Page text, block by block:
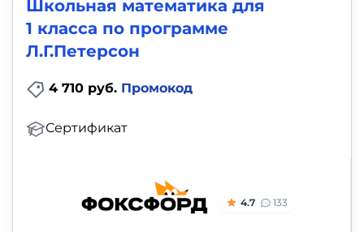
Школьная математика для
1 класса по программе
Л.Г.Петерсон
4 710 руб. Промокод
Сертификат
4.7 133